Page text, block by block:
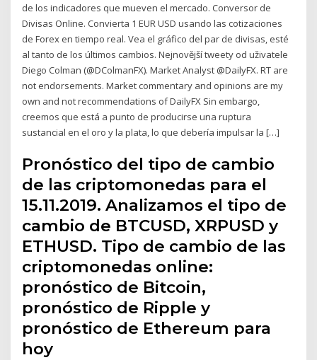
de los indicadores que mueven el mercado. Conversor de
Divisas Online. Convierta 1 EUR USD usando las cotizaciones
de Forex en tiempo real. Vea el gráfico del par de divisas, esté
al tanto de los últimos cambios. Nejnovější tweety od uživatele
Diego Colman (@DColmanFX). Market Analyst @DailyFX. RT are
not endorsements. Market commentary and opinions are my
own and not recommendations of DailyFX Sin embargo,
creemos que está a punto de producirse una ruptura
sustancial en el oro y la plata, lo que debería impulsar la […]
Pronóstico del tipo de cambio
de las criptomonedas para el
15.11.2019. Analizamos el tipo de
cambio de BTCUSD, XRPUSD y
ETHUSD. Tipo de cambio de las
criptomonedas online:
pronóstico de Bitcoin,
pronóstico de Ripple y
pronóstico de Ethereum para
hoy